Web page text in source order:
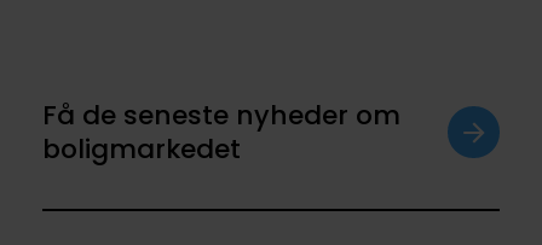
Få de seneste nyheder om
boligmarkedet